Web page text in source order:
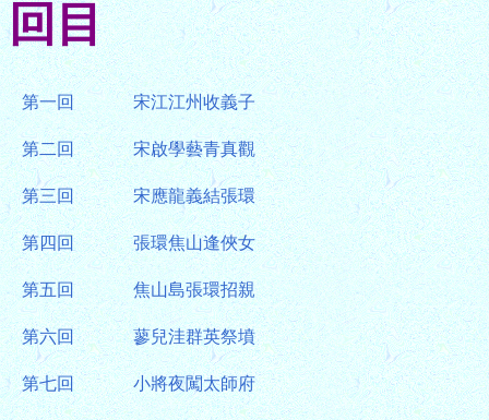
回目
第一回 宋江江州收義子
第二回 宋啟學藝青真觀
第三回 宋應龍義結張環
第四回 張環焦山逢俠女
第五回 焦山島張環招親
第六回 蓼兒洼群英祭墳
第七回 小將夜闖太師府